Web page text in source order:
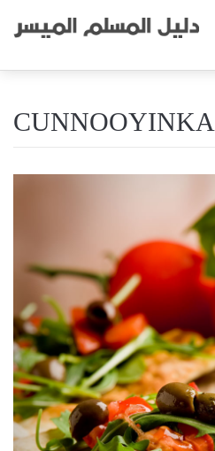
العربية
azərbaycan
简体中文
English
Français
Hausa
Bahasa Indonesia
Қазақ
CUNNOOYINKA